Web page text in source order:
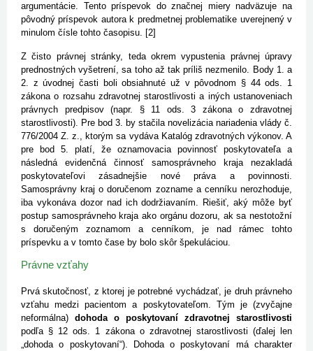
argumentácie. Tento príspevok do značnej miery nadväzuje na
pôvodný príspevok autora k predmetnej problematike uverejnený v
minulom čísle tohto časopisu. [2]
Z čisto právnej stránky, teda okrem vypustenia právnej úpravy
prednostných vyšetrení, sa toho až tak príliš nezmenilo. Body 1. a
2. z úvodnej časti boli obsiahnuté už v pôvodnom § 44 ods. 1
zákona o rozsahu zdravotnej starostlivosti a iných ustanoveniach
právnych predpisov (napr. § 11 ods. 3 zákona o zdravotnej
starostlivosti). Pre bod 3. by stačila novelizácia nariadenia vlády č.
776/2004 Z. z., ktorým sa vydáva Katalóg zdravotných výkonov. A
pre bod 5. platí, že oznamovacia povinnosť poskytovateľa a
následná evidenčná činnosť samosprávneho kraja nezakladá
poskytovateľovi zásadnejšie nové práva a povinnosti.
Samosprávny kraj o doručenom zozname a cenníku nerozhoduje,
iba vykonáva dozor nad ich dodržiavaním. Riešiť, aký môže byť
postup samosprávneho kraja ako orgánu dozoru, ak sa nestotožní
s doručeným zoznamom a cenníkom, je nad rámec tohto
príspevku a v tomto čase by bolo skôr špekuláciou.
Právne vzťahy
Prvá skutočnosť, z ktorej je potrebné vychádzať, je druh právneho
vzťahu medzi pacientom a poskytovateľom. Tým je (zvyčajne
neformálna) dohoda o poskytovaní zdravotnej starostlivosti
podľa § 12 ods. 1 zákona o zdravotnej starostlivosti (ďalej len
„dohoda o poskytovaní“). Dohoda o poskytovaní má charakter